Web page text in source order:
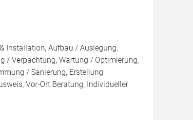
Installation, Aufbau / Auslegung,
/ Verpachtung, Wartung / Optimierung,
/ Sanierung, Erstellung
Vor-Ort Beratung, Individueller